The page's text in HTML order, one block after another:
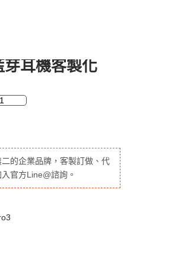
耳機客製化
的企業品牌，客製訂做、代
官方Line@諮詢。